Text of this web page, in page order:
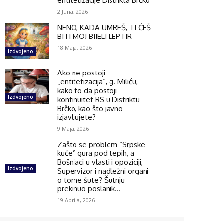
2 Juna, 2026
Izdvojeno
NENO, KADA UMREŠ, TI ĆEŠ
BITI MOJ BIJELI LEPTIR
18 Maja, 2026
Izdvojeno
Ako ne postoji
„entitetizacija“, g. Miliću,
kako to da postoji
kontinuitet RS u Distriktu
Brčko, kao što javno
izjavljujete?
9 Maja, 2026
Izdvojeno
Zašto se problem “Srpske
kuće” gura pod tepih, a
Bošnjaci u vlasti i opoziciji,
Supervizor i nadležni organi
o tome šute? Šutnju
prekinuo poslanik...
19 Aprila, 2026